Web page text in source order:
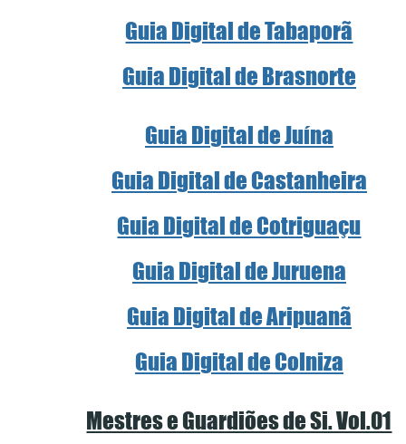
Guia Digital de Tabaporã
Guia Digital de Brasnorte
Guia Digital de Juína
Guia Digital de Castanheira
Guia Digital de Cotriguaçu
Guia Digital de Juruena
Guia Digital de Aripuanã
Guia Digital de Colniza
Mestres e Guardiões de Si. Vol.01